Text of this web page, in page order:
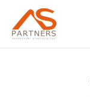
contenu